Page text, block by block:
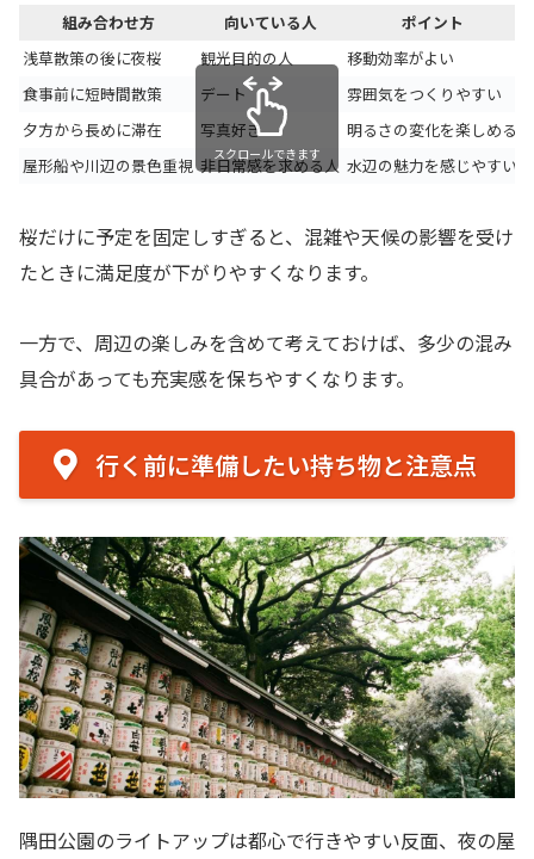
組み合わせ方 向いている人
ポイント
浅草散策の後に夜桜
観光目的の人
移動効率がよい
食事前に短時間散策
デート
雰囲気をつくりやすい
夕方から長めに滞在
写真好き
明るさの変化を楽しめる
屋形船や川辺の景色重視 非日常感を求める人 水辺の魅力を感じやすい
スクロールできます
桜だけに予定を固定しすぎると、混雑や天候の影響を受け
たときに満足度が下がりやすくなります。
一方で、周辺の楽しみを含めて考えておけば、多少の混み
具合があっても充実感を保ちやすくなります。
行く前に準備したい持ち物と注意点
隅田公園のライトアップは都心で行きやすい反面、夜の屋